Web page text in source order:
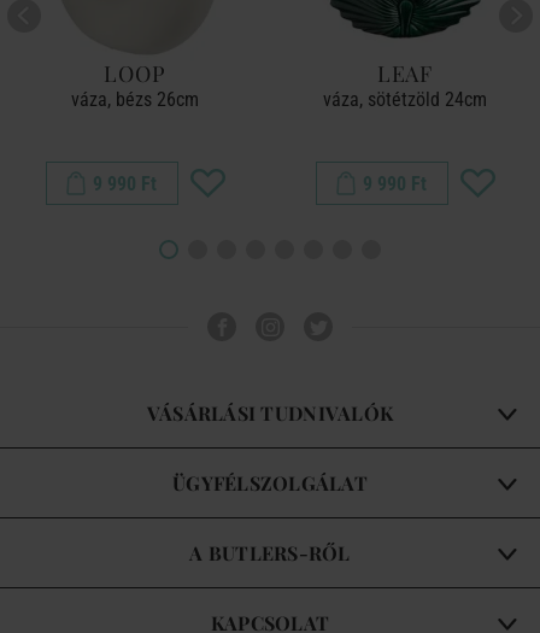
LOOP
váza, bézs 26cm
9 990 Ft
LEAF
váza, sötétzöld 24cm
9 990 Ft
VÁSÁRLÁSI TUDNIVALÓK
ÜGYFÉLSZOLGÁLAT
A BUTLERS-RŐL
KAPCSOLAT